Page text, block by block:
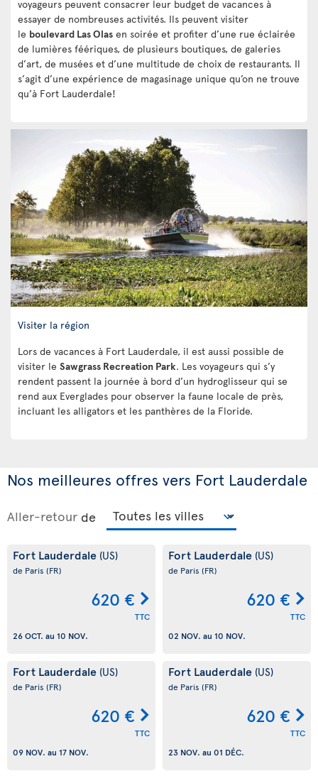
voyageurs peuvent consacrer leur budget de vacances à
essayer de nombreuses activités. Ils peuvent visiter
le boulevard Las Olas en soirée et profiter d’une rue éclairée
de lumières féériques, de plusieurs boutiques, de galeries
d’art, de musées et d’une multitude de choix de restaurants. Il
s’agit d’une expérience de magasinage unique qu’on ne trouve
qu’à Fort Lauderdale!
Visiter la région
Lors de vacances à Fort Lauderdale, il est aussi possible de
visiter le Sawgrass Recreation Park. Les voyageurs qui s’y
rendent passent la journée à bord d’un hydroglisseur qui se
rend aux Everglades pour observer la faune locale de près,
incluant les alligators et les panthères de la Floride.
Nos meilleures offres vers Fort Lauderdale
Aller-retour de
Fort Lauderdale (US)
de Paris (FR)
620 €
TTC
26 OCT. au 10 NOV.
Fort Lauderdale (US)
de Paris (FR)
620 €
TTC
02 NOV. au 10 NOV.
Fort Lauderdale (US)
de Paris (FR)
620 €
TTC
09 NOV. au 17 NOV.
Fort Lauderdale (US)
de Paris (FR)
620 €
TTC
23 NOV. au 01 DÉC.